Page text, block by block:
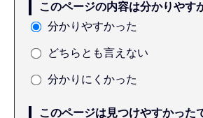
このページの内容は分かりやす
分かりやすかった
どちらとも言えない
分かりにくかった
このページは見つけやすかった